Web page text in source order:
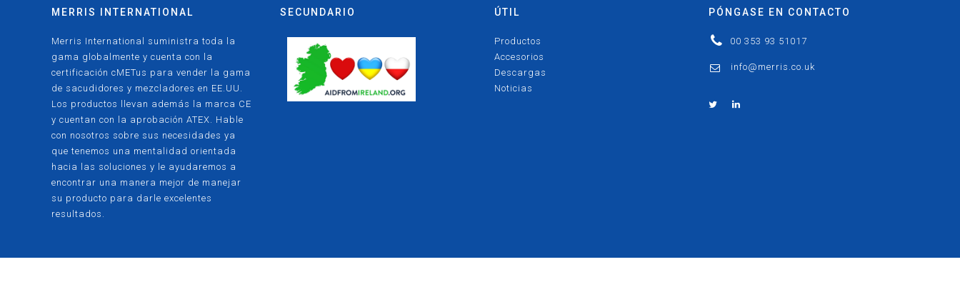
MERRIS INTERNATIONAL
Merris International suministra toda la
gama globalmente y cuenta con la
certificación cMETus para vender la gama
de sacudidores y mezcladores en EE.UU.
Los productos llevan además la marca CE
y cuentan con la aprobación ATEX. Hable
con nosotros sobre sus necesidades ya
que tenemos una mentalidad orientada
hacia las soluciones y le ayudaremos a
encontrar una manera mejor de manejar
su producto para darle excelentes
resultados.
SECUNDARIO ÚTIL
Productos
Accesorios
Descargas
Noticias
PÓNGASE EN CONTACTO
00 353 93 51017
info@merris.co.uk